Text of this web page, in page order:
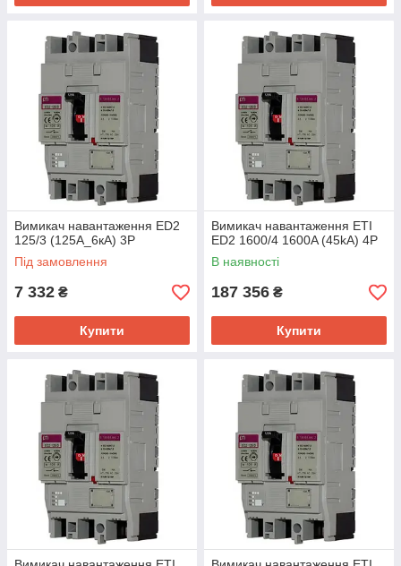
Вимикач навантаження ED2
125/3 (125А_6кА) 3P
Під замовлення
7 332 ₴
Купити
Вимикач навантаження ETI
ED2 1600/4 1600A (45kA) 4P
В наявності
187 356 ₴
Купити